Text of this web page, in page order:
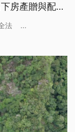
房產贈與配偶
，成為第1位
法 ...